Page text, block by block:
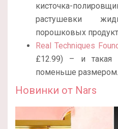
кисточка-
растушевки
порошковых
Real Techniques
£12.99) – и такая
поменьше размером.
Новинки от Nars